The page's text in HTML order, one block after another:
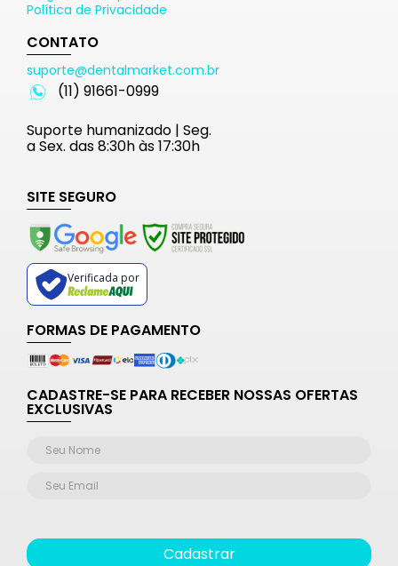
Política de Privacidade
CONTATO
suporte@dentalmarket.com.br
(11) 91661-0999
Suporte humanizado | Seg.
a Sex. das 8:30h às 17:30h
SITE SEGURO
Verificada por
FORMAS DE PAGAMENTO
CADASTRE-SE PARA RECEBER NOSSAS OFERTAS
EXCLUSIVAS
Cadastrar